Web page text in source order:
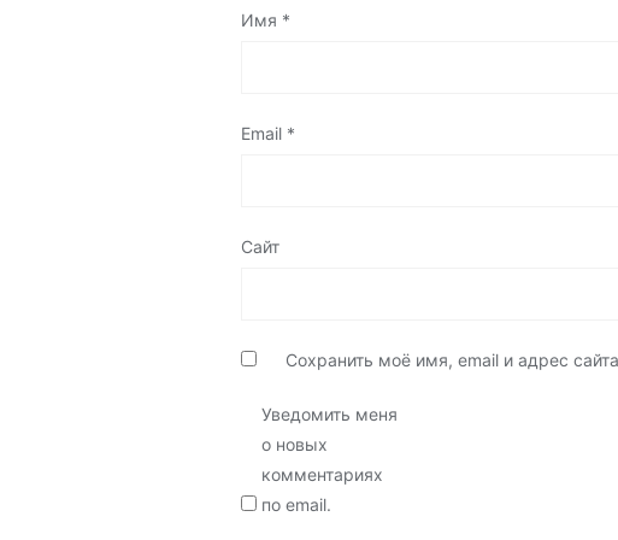
Имя *
Email *
Сайт
Сохранить моё имя, email и адрес
Уведомить меня
о новых
комментариях
по email.